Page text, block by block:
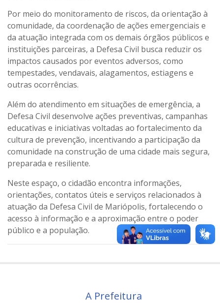
Por meio do monitoramento de riscos, da orientação à
comunidade, da coordenação de ações emergenciais e
da atuação integrada com os demais órgãos públicos e
instituições parceiras, a Defesa Civil busca reduzir os
impactos causados por eventos adversos, como
tempestades, vendavais, alagamentos, estiagens e
outras ocorrências.
Além do atendimento em situações de emergência, a
Defesa Civil desenvolve ações preventivas, campanhas
educativas e iniciativas voltadas ao fortalecimento da
cultura de prevenção, incentivando a participação da
comunidade na construção de uma cidade mais segura,
preparada e resiliente.
Neste espaço, o cidadão encontra informações,
orientações, contatos úteis e serviços relacionados à
atuação da Defesa Civil de Mariópolis, fortalecendo o
acesso à informação e a aproximação entre o poder
público e a população.
A Prefeitura